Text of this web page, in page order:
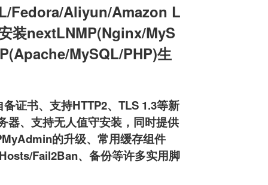
Fedora/Aliyun/Amazon L
装nextLNMP(Nginx/MyS
MySQL/PHP)生
证书、支持HTTP2、TLS 1.3等新
器、支持无人值守安装，同时提供
的升级、常用缓存组件
Fail2Ban、备份等许多实用脚